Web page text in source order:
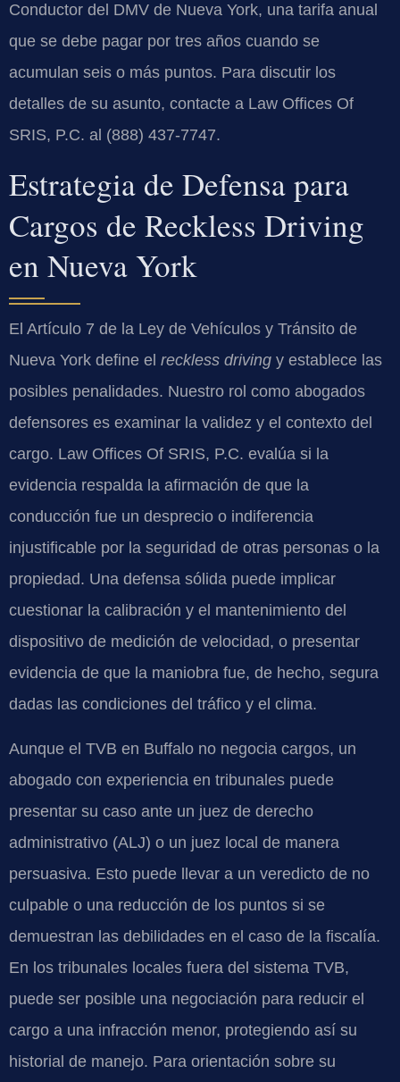
Conductor del DMV de Nueva York, una tarifa anual
que se debe pagar por tres años cuando se
acumulan seis o más puntos. Para discutir los
detalles de su asunto, contacte a Law Offices Of
SRIS, P.C. al (888) 437-7747.
Estrategia de Defensa para
Cargos de Reckless Driving
en Nueva York
El Artículo 7 de la Ley de Vehículos y Tránsito de
Nueva York define el reckless driving y establece las
posibles penalidades. Nuestro rol como abogados
defensores es examinar la validez y el contexto del
cargo. Law Offices Of SRIS, P.C. evalúa si la
evidencia respalda la afirmación de que la
conducción fue un desprecio o indiferencia
injustificable por la seguridad de otras personas o la
propiedad. Una defensa sólida puede implicar
cuestionar la calibración y el mantenimiento del
dispositivo de medición de velocidad, o presentar
evidencia de que la maniobra fue, de hecho, segura
dadas las condiciones del tráfico y el clima.
Aunque el TVB en Buffalo no negocia cargos, un
abogado con experiencia en tribunales puede
presentar su caso ante un juez de derecho
administrativo (ALJ) o un juez local de manera
persuasiva. Esto puede llevar a un veredicto de no
culpable o una reducción de los puntos si se
demuestran las debilidades en el caso de la fiscalía.
En los tribunales locales fuera del sistema TVB,
puede ser posible una negociación para reducir el
cargo a una infracción menor, protegiendo así su
historial de manejo. Para orientación sobre su